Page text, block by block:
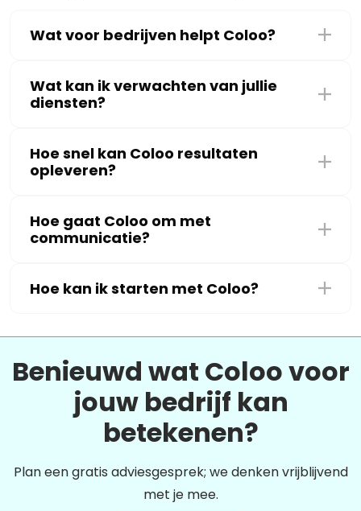
Wat voor bedrijven helpt Coloo?
Wat kan ik verwachten van jullie
diensten?
Hoe snel kan Coloo resultaten
opleveren?
Hoe gaat Coloo om met
communicatie?
Hoe kan ik starten met Coloo?
Benieuwd wat Coloo voor
jouw bedrijf kan
betekenen?
Plan een gratis adviesgesprek; we denken vrijblijvend
met je mee.